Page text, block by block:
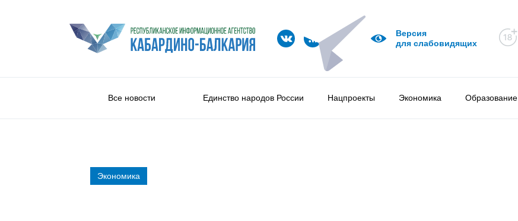
Версия
для слабовидящих
Все новости Единство народов России Нацпроекты Экономика Образование
Экономика